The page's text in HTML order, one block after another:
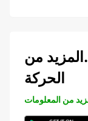
من
الحركة
من المعلومات